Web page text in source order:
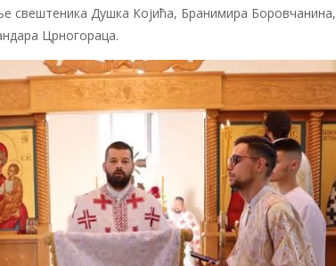
свештеника Душка Којића, Бранимира Боровчанина,
Црногораца.